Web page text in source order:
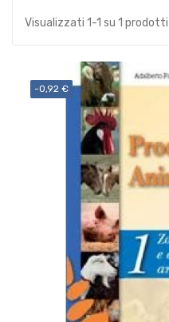
Visualizzati 1-1 su 1 prodotti
-0,92 €